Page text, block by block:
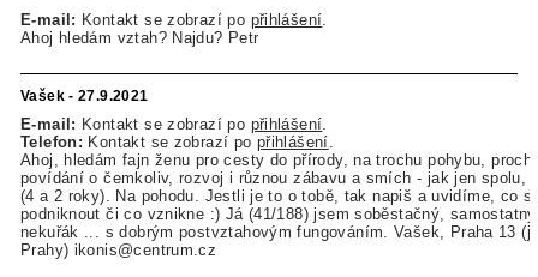
E-mail: Kontakt se zobrazí po přihlášení
Ahoj hledám vztah? Najdu? Petr
Vašek - 27.9.2021
E-mail: Kontakt se zobrazí po přihlášení
Telefon: Kontakt se zobrazí po přihlášení
Ahoj, hledám fajn ženu pro cesty do přírody, na trochu pohybu,
povídání o čemkoliv, rozvoj i různou zábavu a smích - jak jen spolu,
(4 a 2 roky). Na pohodu. Jestli je to o tobě, tak napiš a uvidíme, co
podniknout či co vznikne :) Já (41/188) jsem soběstačný,
nekuřák ... s dobrým postvztahovým fungováním. Vašek, Praha 13
Prahy) ikonis@centrum.cz